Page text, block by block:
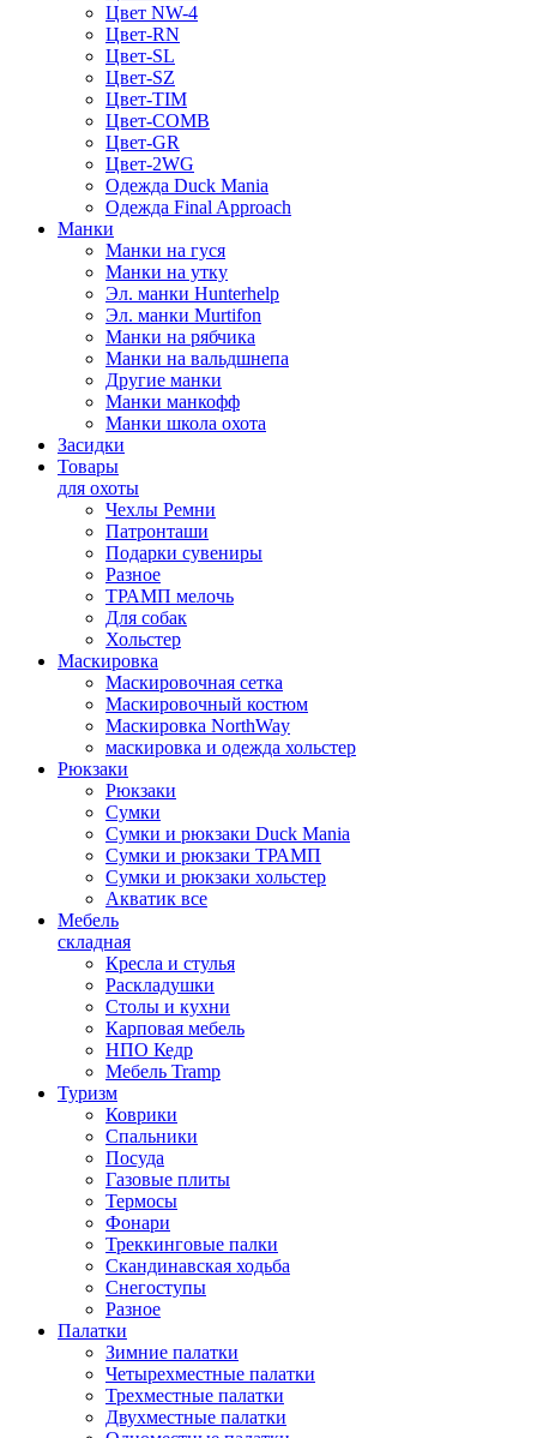
Цвет NW-4
Цвет-RN
Цвет-SL
Цвет-SZ
Цвет-TIM
Цвет-COMB
Цвет-GR
Цвет-2WG
Одежда Duck Mania
Одежда Final Approach
Манки
Манки на гуся
Манки на утку
Эл. манки Hunterhelp
Эл. манки Murtifon
Манки на рябчика
Манки на вальдшнепа
Другие манки
Манки манкофф
Манки школа охота
Засидки
Товары
для охоты
Чехлы Ремни
Патронташи
Подарки сувениры
Разное
ТРАМП мелочь
Для собак
Хольстер
Маскировка
Маскировочная сетка
Маскировочный костюм
Маскировка NorthWay
маскировка и одежда хольстер
Рюкзаки
Рюкзаки
Сумки
Сумки и рюкзаки Duck Mania
Сумки и рюкзаки ТРАМП
Сумки и рюкзаки хольстер
Акватик все
Мебель
складная
Кресла и стулья
Раскладушки
Столы и кухни
Карповая мебель
НПО Кедр
Мебель Tramp
Туризм
Коврики
Спальники
Посуда
Газовые плиты
Термосы
Фонари
Треккинговые палки
Скандинавская ходьба
Снегоступы
Разное
Палатки
Зимние палатки
Четырехместные палатки
Трехместные палатки
Двухместные палатки